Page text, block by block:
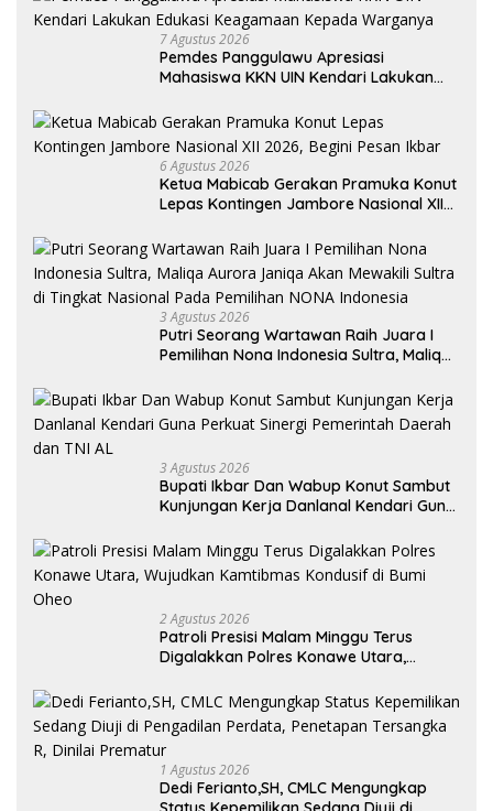
7 Agustus 2026
Pemdes Panggulawu Apresiasi
Mahasiswa KKN UIN Kendari Lakukan
6 Agustus 2026
Ketua Mabicab Gerakan Pramuka Konut
Lepas Kontingen Jambore Nasional XII
3 Agustus 2026
Putri Seorang Wartawan ‎Raih Juara I
Pemilihan Nona Indonesia Sultra, Maliqa
Tingkat Nasional Pada Pemilihan NONA
Indonesia
3 Agustus 2026
Bupati Ikbar Dan Wabup Konut Sambut
Kunjungan Kerja Danlanal Kendari Guna
TNI AL
2 Agustus 2026
Patroli Presisi Malam Minggu Terus
Digalakkan Polres Konawe Utara,
Oheo
1 Agustus 2026
Dedi Ferianto,SH, CMLC Mengungkap